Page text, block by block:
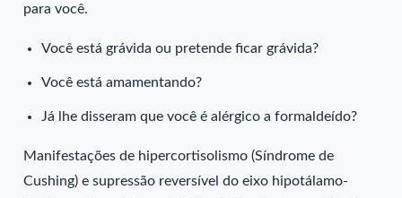
para você.
Você está grávida ou pretende ficar grávida?
Você está amamentando?
Já lhe disseram que você é alérgico a formaldeído?
Manifestações de hipercortisolismo (Síndrome de
Cushing) e supressão reversível do eixo hipotálamo-